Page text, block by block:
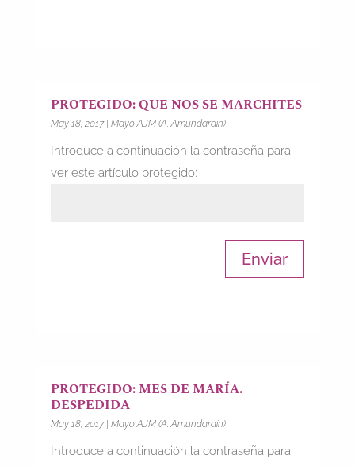
PROTEGIDO: QUE NOS SE MARCHITES
May 18, 2017| Mayo AJM (A. Amundarain)
Introduce a continuación la contraseña para
ver este artículo protegido:
Enviar
PROTEGIDO: MES DE MARÍA.
DESPEDIDA
May 18, 2017| Mayo AJM (A. Amundarain)
Introduce a continuación la contraseña para